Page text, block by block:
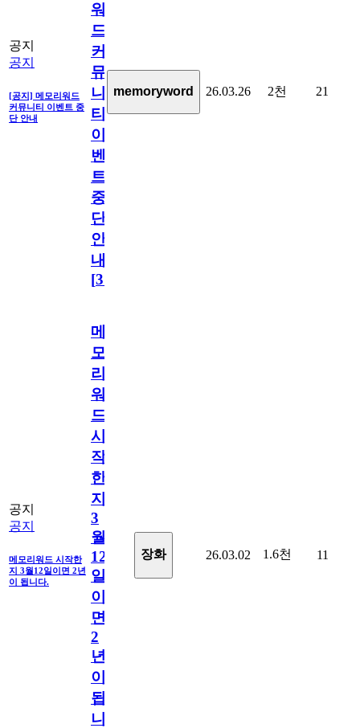
공지
공지
[공지] 메모리워드
커뮤니티 이벤트 중
단 안내
워
드
커
뮤
니
티
이
벤
트
중
단
안
내
[31
memoryword 26.03.26 2천 21
공지
공지
메모리워드 시작한
지 3월12일이면 2년
이 됩니다.
메
모
리
워
드
시
작
한
지
3
월
12
일
이
면
2
년
이
됩
니
장화 26.03.02 1.6천 11